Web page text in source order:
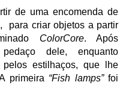
de uma encomenda de
, para criar objetos a partir
ColorCore. Após
dele, enquanto
estilhaços, que lhe
primeira “Fish lamps”foi